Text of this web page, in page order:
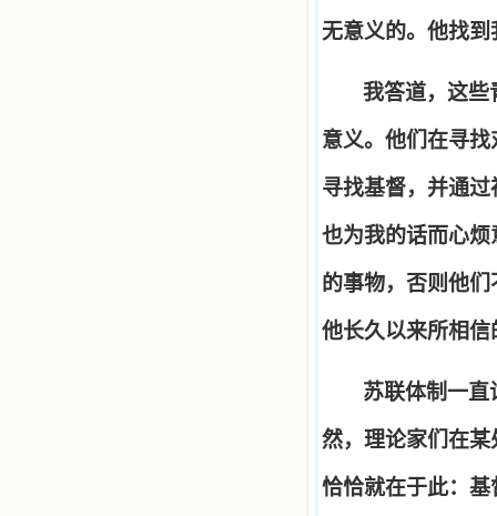
无意义的。他找
我答道，这些
意义。他们在寻
寻找基督，并通
也为我的话而心
的事物，否则他
他长久以来所相
苏联体制一直
然，理论家们在
恰恰就在于此：